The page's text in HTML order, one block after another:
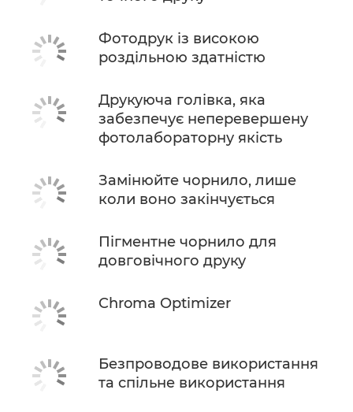
Фотодрук із високою
роздільною здатністю
Друкуюча голівка, яка
забезпечує неперевершену
фотолабораторну якість
Замінюйте чорнило, лише
коли воно закінчується
Пігментне чорнило для
довговічного друку
Chroma Optimizer
Безпроводове використання
та спільне використання